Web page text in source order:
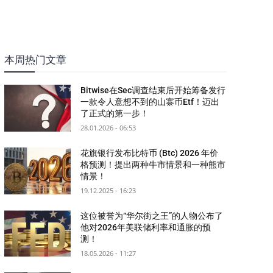
本周热门文章
Bitwise在Sec调查结束后开始筹备发行
一款令人意想不到的山寨币Etf！迈出
了正式的第一步！
28.01.2026 - 06:53
花旗银行发布比特币 (Btc) 2026 年价
格预测！提出两种牛市情景和一种熊市
情景！
19.12.2025 - 16:23
这位被誉为“华尔街之王”的人物公布了
他对2026年美联储利率和通胀的预
测！
18.05.2026 - 11:27